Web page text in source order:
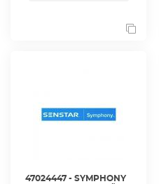
47024447 - SYMPHONY